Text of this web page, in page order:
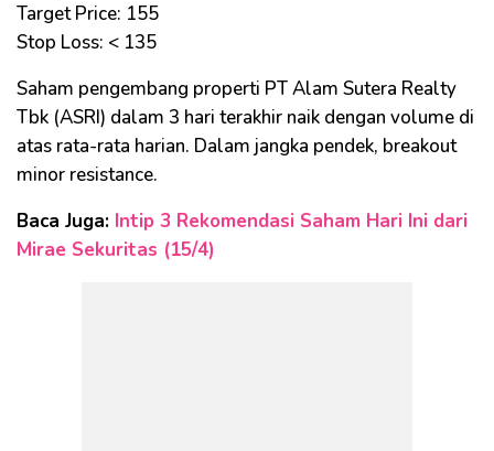
Target Price: 155
Stop Loss: < 135
Saham pengembang properti PT Alam Sutera Realty
Tbk (ASRI) dalam 3 hari terakhir naik dengan volume di
atas rata-rata harian. Dalam jangka pendek, breakout
minor resistance.
Baca Juga: Intip 3 Rekomendasi Saham Hari Ini dari
Mirae Sekuritas (15/4)